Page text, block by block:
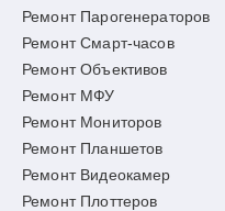
Ремонт Парогенераторов
Ремонт Смарт-часов
Ремонт Объективов
Ремонт МФУ
Ремонт Мониторов
Ремонт Планшетов
Ремонт Видеокамер
Ремонт Плоттеров